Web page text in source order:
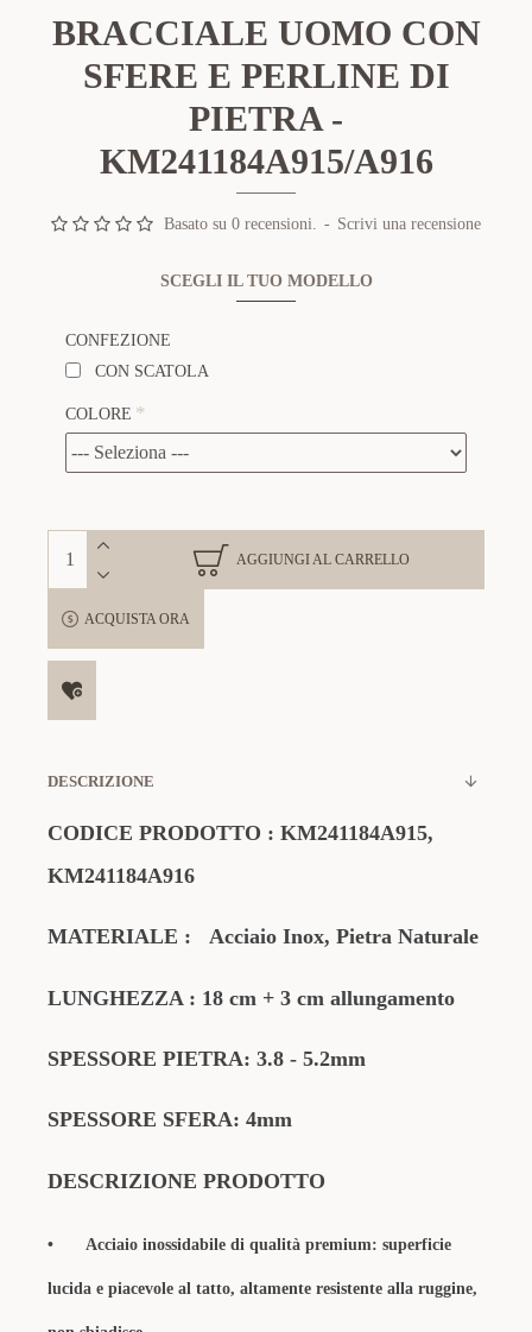
BRACCIALE UOMO CON
SFERE E PERLINE DI
PIETRA -
KM241184A915/A916
Basato su 0 recensioni. - Scrivi una recensione
SCEGLI IL TUO MODELLO
CONFEZIONE
CON SCATOLA
COLORE
AGGIUNGI AL CARRELLO
ACQUISTA ORA
DESCRIZIONE
CODICE PRODOTTO : KM241184A915,
KM241184A916
MATERIALE : Acciaio Inox, Pietra Naturale
LUNGHEZZA : 18 cm + 3 cm allungamento
SPESSORE PIETRA: 3.8 - 5.2mm
SPESSORE SFERA: 4mm
DESCRIZIONE PRODOTTO
• Acciaio inossidabile di qualità premium: superficie
lucida e piacevole al tatto, altamente resistente alla ruggine,